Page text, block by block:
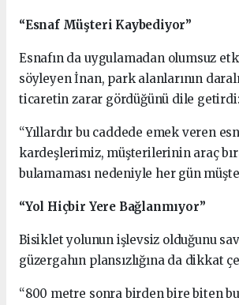
“Esnaf Müşteri Kaybediyor”
Esnafın da uygulamadan olumsuz
söyleyen İnan, park alanlarının
ticaretin zarar gördüğünü dile getirdi:
“Yıllardır bu caddede emek veren
kardeşlerimiz, müşterilerinin araç
bulamaması nedeniyle her gün
“Yol Hiçbir Yere Bağlanmıyor”
Bisiklet yolunun işlevsiz olduğunu
güzergahın plansızlığına da dikkat
“800 metre sonra birden bire biten